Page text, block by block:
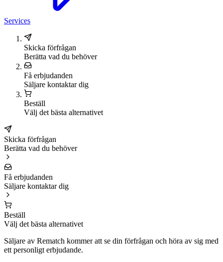
Services
Skicka förfrågan
Berätta vad du behöver
Få erbjudanden
Säljare kontaktar dig
Beställ
Välj det bästa alternativet
Skicka förfrågan
Berätta vad du behöver
Få erbjudanden
Säljare kontaktar dig
Beställ
Välj det bästa alternativet
Säljare av Rematch kommer att se din förfrågan och höra av sig med
ett personligt erbjudande.